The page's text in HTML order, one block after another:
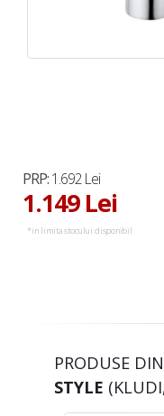
PRP:1.692 Lei
1.149 Lei
*in limita stocului disponibil
PRODUSE
STYLE